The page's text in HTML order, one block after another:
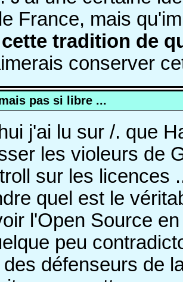
France, mais
tradition de
conserver
pas si libre ...
j'ai lu sur /. que
les violeurs de
sur les licences
quel est le
l'Open Source
peu
défenseurs de